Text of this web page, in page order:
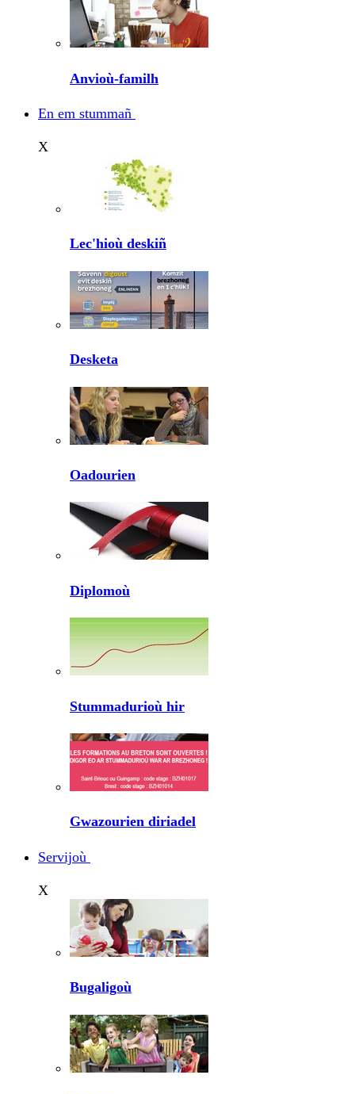
Anvioù-familh
En em stummañ
X
Lec'hioù deskiñ
Desketa
Oadourien
Diplomoù
Stummadurioù hir
Gwazourien diriadel
Servijoù
X
Bugaligoù